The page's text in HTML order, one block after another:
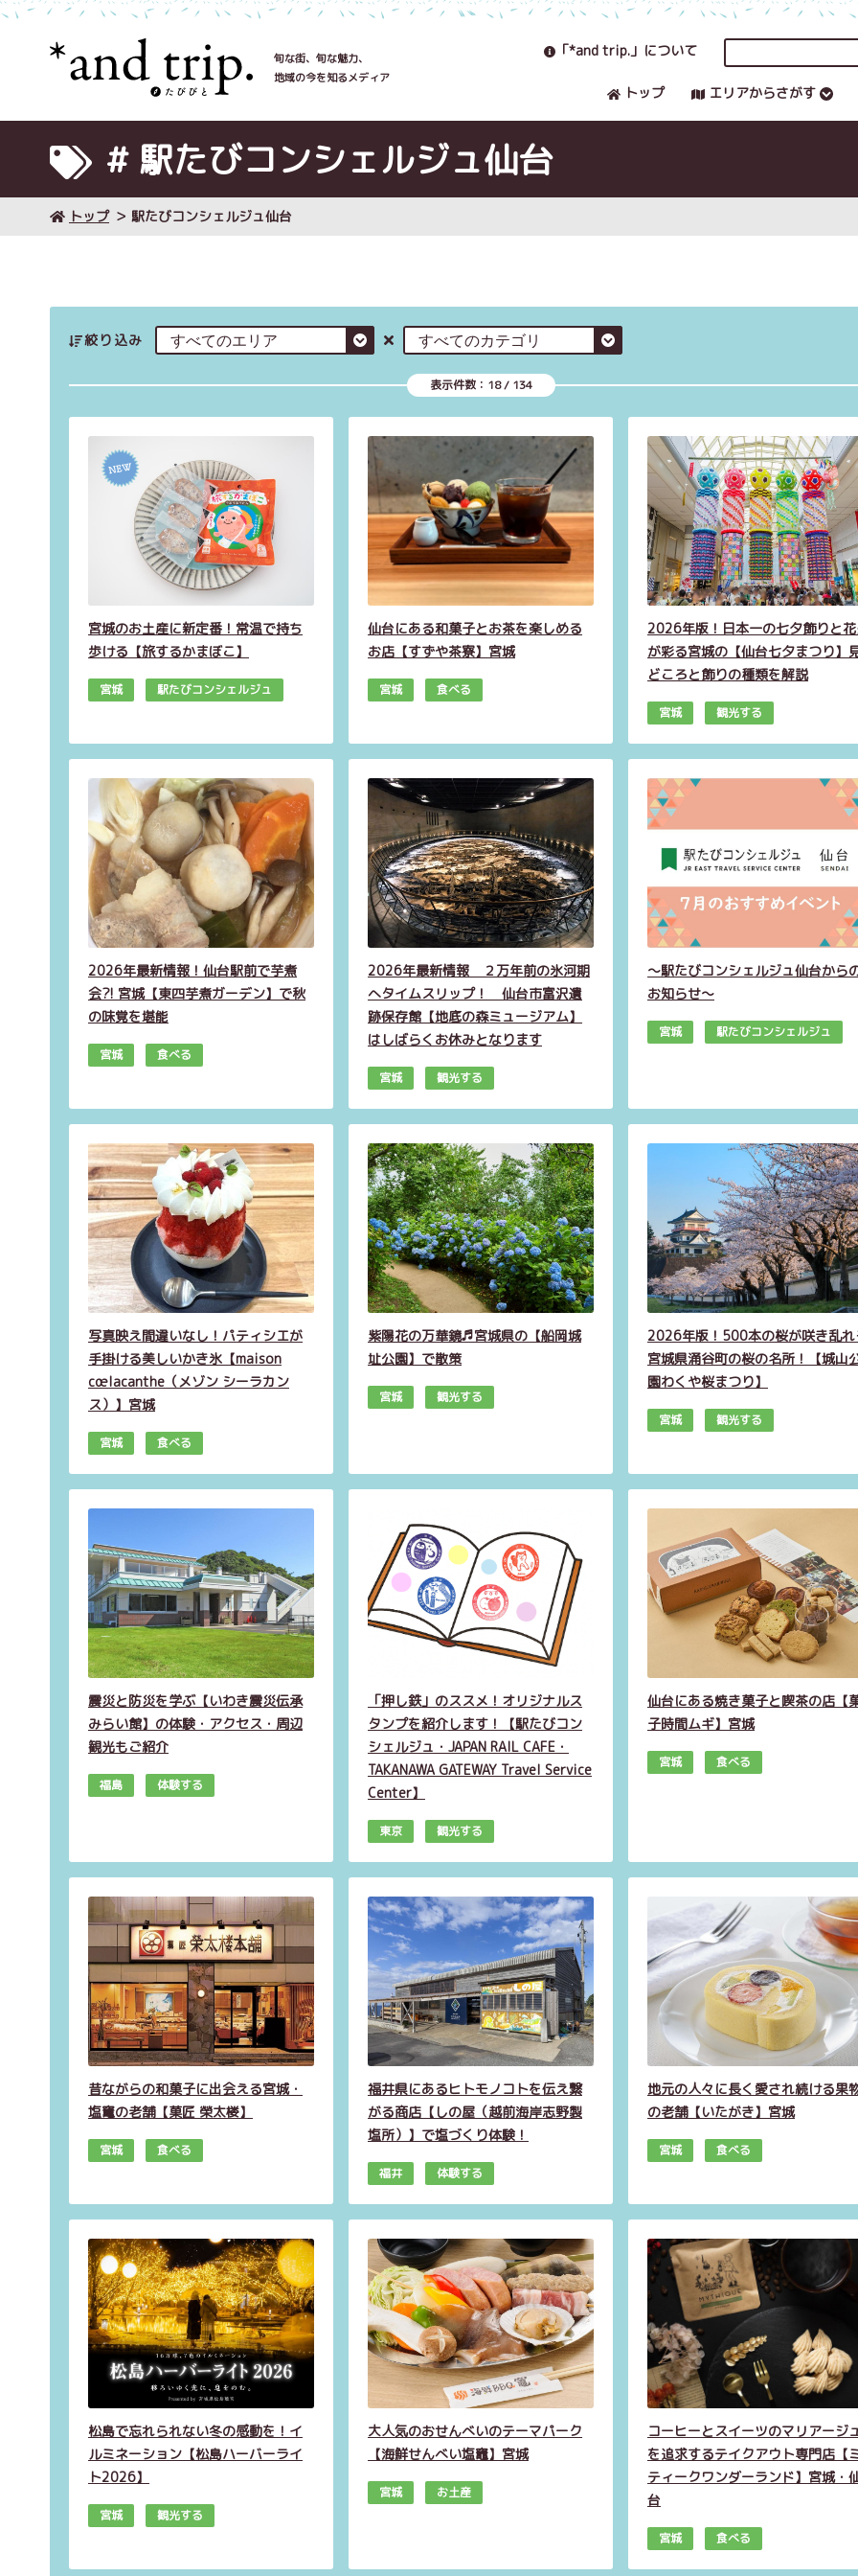
旬な街、旬な魅力、
地域の今を知るメディア
「*and trip.」について
トップ エリアからさがす
# 駅たびコンシェルジュ仙台
トップ 駅たびコンシェルジュ仙台
絞り込み
表示件数： 18/ 134
宮城のお土産に新定番！常温で持ち
歩ける【旅するかまぼこ】
宮城 駅たびコンシェルジュ
仙台にある和菓子とお茶を楽しめる
お店【すずや茶寮】宮城
宮城 食べる
2026年版！日本一の七夕飾りと
が彩る宮城の【仙台七夕まつり】
どころと飾りの種類を解説
宮城 観光する
2026年最新情報！仙台駅前で芋煮
会?! 宮城【東四芋煮ガーデン】で秋
の味覚を堪能
宮城 食べる
2026年最新情報 ２万年前の氷河期
へタイムスリップ！ 仙台市富沢遺
跡保存館【地底の森ミュージアム】
はしばらくお休みとなります
宮城 観光する
～駅たびコンシェルジュ仙台から
お知らせ～
宮城 駅たびコンシェルジュ
写真映え間違いなし！パティシエが
手掛ける美しいかき氷【maison
cœlacanthe（メゾン シーラカン
ス）】宮城
宮城 食べる
紫陽花の万華鏡♬宮城県の【船岡城
址公園】で散策
宮城 観光する
2026年版！500本の桜が咲き乱れ
宮城県涌谷町の桜の名所！【城山
園わくや桜まつり】
宮城 観光する
震災と防災を学ぶ【いわき震災伝承
みらい館】の体験・アクセス・周辺
観光もご紹介
福島 体験する
「押し鉄」のススメ！オリジナルス
タンプを紹介します！【駅たびコン
シェルジュ・JAPAN RAIL CAFE・
TAKANAWA GATEWAY Travel Service
Center】
東京 観光する
仙台にある焼き菓子と喫茶の店【
子時間ムギ】宮城
宮城 食べる
昔ながらの和菓子に出会える宮城・
塩竃の老舗【菓匠 榮太楼】
宮城 食べる
福井県にあるヒトモノコトを伝え繋
がる商店【しの屋（越前海岸志野製
塩所）】で塩づくり体験！
福井 体験する
地元の人々に長く愛され続ける果
の老舗【いたがき】宮城
宮城 食べる
松島で忘れられない冬の感動を！イ
ルミネーション【松島ハーバーライ
ト2026】
宮城 観光する
大人気のおせんべいのテーマパーク
【海鮮せんべい塩竈】宮城
宮城 お土産
コーヒーとスイーツのマリアージ
を追求するテイクアウト専門店【
ティークワンダーランド】宮城・
台
宮城 食べる